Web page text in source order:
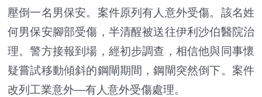
壓倒一名男保安。案件原列有人意外受傷。該名姓
何男保安腳部受傷，半清醒被送往伊利沙伯醫院治
理。警方接報到場，經初步調查，相信他與同事懷
疑嘗試移動傾斜的鋼閘期間，鋼閘突然倒下。案件
改列工業意外—有人意外受傷處理。